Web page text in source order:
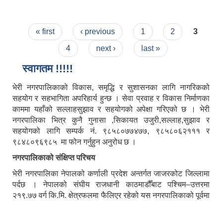
Pages
« first ‹ previous 1 2
3
4
next › last »
स्वागतम !!!!!
भेरी नगरपालिकाको विकास, समृद्धि र सुशासनका लागि नागरिकको
सहयोग र सहभागिता अपरिहार्य हुन्छ । सेवा प्रवाह र विकास निर्माणका
काममा यहाँको सल्लाहसुझाव र सहयोगको अपेक्षा गरिएको छ । भेरी
नगरपालिका भित्र कुनै गुनासा ,सिकायत उजुरी,सल्लाह,सुझाव र
सहयोगको लागि सम्पर्क नं. ९८५८०७७४७७, ९८५८०६२१११ र
९८४८०९६९८५ मा फोन गर्नुहुन अनुरोध छ ।
नगरपालिकाको संक्षिप्त परिचय
भेरी नगरपालिका नेपालको कर्णाली प्रदेश अन्तर्गत जाजरकोट जिल्लामा
पर्दछ । नेपालको संघीय राजधानी काठमाडौँबाट पश्चिम–उत्तरमा
२१९.७७ वर्ग कि.मि. क्षेत्रफलमा फैलिएर रहेको यस नगरपालिकाको पूर्वमा